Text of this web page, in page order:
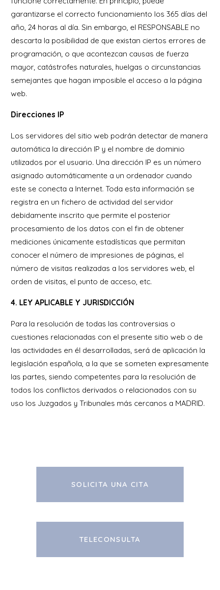
garantizarse el correcto funcionamiento los 365 días del
año, 24 horas al día. Sin embargo, el RESPONSABLE no
descarta la posibilidad de que existan ciertos errores de
programación, o que acontezcan causas de fuerza
mayor, catástrofes naturales, huelgas o circunstancias
semejantes que hagan imposible el acceso a la página
web.
Direcciones IP
Los servidores del sitio web podrán detectar de manera
automática la dirección IP y el nombre de dominio
utilizados por el usuario. Una dirección IP es un número
asignado automáticamente a un ordenador cuando
este se conecta a Internet. Toda esta información se
registra en un fichero de actividad del servidor
debidamente inscrito que permite el posterior
procesamiento de los datos con el fin de obtener
mediciones únicamente estadísticas que permitan
conocer el número de impresiones de páginas, el
número de visitas realizadas a los servidores web, el
orden de visitas, el punto de acceso, etc.
4. LEY APLICABLE Y JURISDICCIÓN
Para la resolución de todas las controversias o
cuestiones relacionadas con el presente sitio web o de
las actividades en él desarrolladas, será de aplicación la
legislación española, a la que se someten expresamente
las partes, siendo competentes para la resolución de
todos los conflictos derivados o relacionados con su
uso los Juzgados y Tribunales más cercanos a MADRID.
SOLICITA UNA CITA
TELECONSULTA